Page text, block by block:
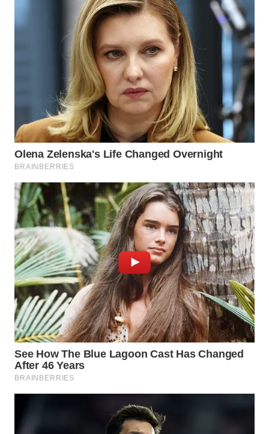
BORNEO
WAHANA
NEWS
WAHANA
TANI
WAHANA
ADVOKAT
WAHANA
INFRASTRUKTUR
WAHANA
KONSUMEN
WAHANA
LISTRIK
WAHANA